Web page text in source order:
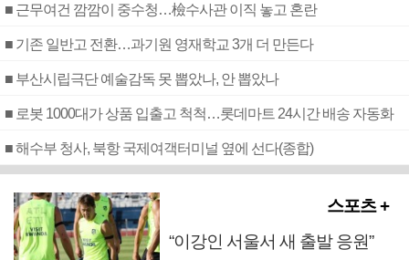
■ 근무여건 깜깜이 중수청…檢수사관 이직 놓고 혼란
■ 기존 일반고 전환…과기원 영재학교 3개 더 만든다
■ 부산시립극단 예술감독 못 뽑았나, 안 뽑았나
■ 로봇 1000대가 상품 입출고 척척…롯데마트 24시간 배송 자동화
■ 해수부 청사, 북항 국제여객터미널 옆에 선다(종합)
스포츠 +
“이강인 서울서 새 출발 응원”